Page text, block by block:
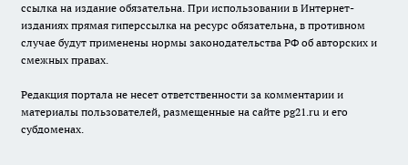
ссылка на издание обязательна. При использовании в Интернет-
изданиях прямая гиперссылка на ресурс обязательна, в противном
случае будут применены нормы законодательства РФ об авторских и
смежных правах.
Редакция портала не несет ответственности за комментарии и
материалы пользователей, размещенные на сайте pg21.ru и его
субдоменах.